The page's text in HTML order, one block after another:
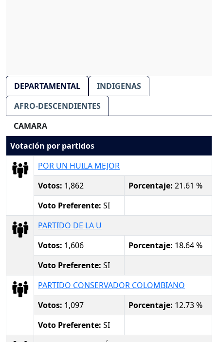
DEPARTAMENTAL
INDIGENAS
AFRO-DESCENDIENTES
CAMARA
Votación por partidos
POR UN HUILA MEJOR
Votos: 1,862 Porcentaje: 21.61 %
Voto Preferente: SI
PARTIDO DE LA U
Votos: 1,606 Porcentaje: 18.64 %
Voto Preferente: SI
PARTIDO CONSERVADOR COLOMBIANO
Votos: 1,097 Porcentaje: 12.73 %
Voto Preferente: SI